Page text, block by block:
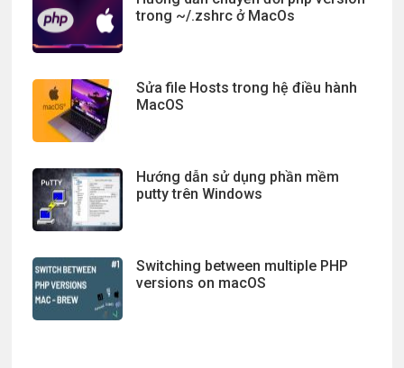
trong ~/.zshrc ở MacOs
Sửa file Hosts trong hệ điều hành
MacOS
Hướng dẫn sử dụng phần mềm
putty trên Windows
Switching between multiple PHP
versions on macOS